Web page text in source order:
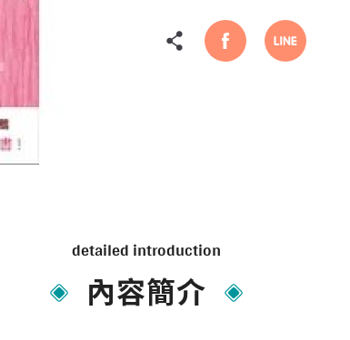
detailed introduction
內容簡介